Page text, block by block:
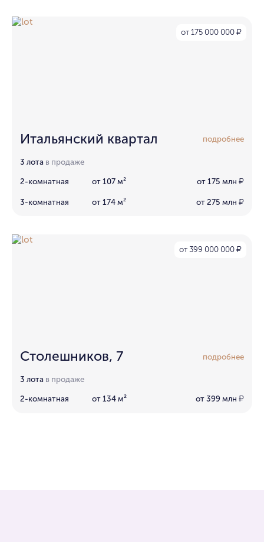
от 175 000 000 ₽
Итальянский квартал подробнее
3 лота в продаже
2-комнатная от 107 м² от 175 млн ₽
3-комнатная от 174 м² от 275 млн ₽
от 399 000 000 ₽
Столешников, 7 подробнее
3 лота в продаже
2-комнатная от 134 м² от 399 млн ₽